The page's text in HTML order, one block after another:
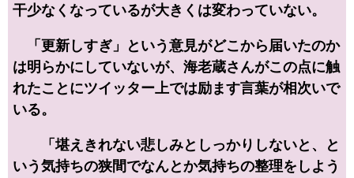
干少なくなっているが大きくは変わっていない。
「更新しすぎ」という意見がどこから届いたのか
は明らかにしていないが、海老蔵さんがこの点に触
れたことにツイッター上では励ます言葉が相次いで
いる。
「堪えきれない悲しみとしっかりしないと、と
いう気持ちの狭間でなんとか気持ちの整理をしよう